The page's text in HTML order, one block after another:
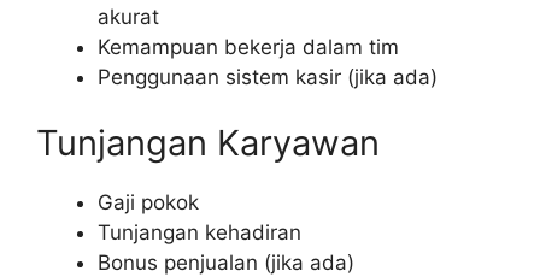
akurat
Kemampuan bekerja dalam tim
Penggunaan sistem kasir (jika ada)
Tunjangan Karyawan
Gaji pokok
Tunjangan kehadiran
Bonus penjualan (jika ada)